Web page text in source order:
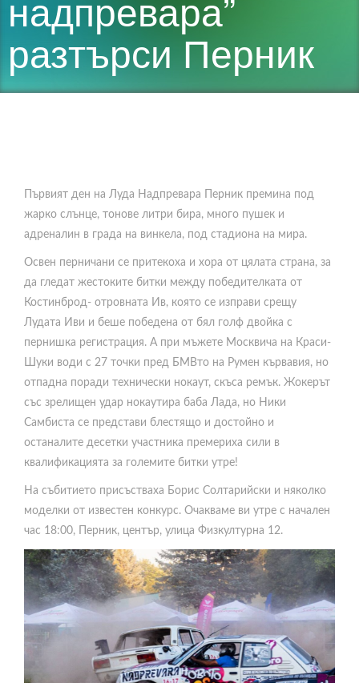
разтърси Перник
Първият ден на Луда Надпревара Перник премина под
жарко слънце, тонове литри бира, много пушек и
адреналин в града на винкела, под стадиона на мира.
Освен перничани се притекоха и хора от цялата страна, за
да гледат жестоките битки между победителката от
Костинброд- отровната Ив, която се изправи срещу
Лудата Иви и беше победена от бял голф двойка с
пернишка регистрация. А при мъжете Москвича на Краси-
Шуки води с 27 точки пред БМВто на Румен кървавия, но
отпадна поради технически нокаут, скъса ремък. Жокерът
със зрелищен удар нокаутира баба Лада, но Ники
Самбиста се представи блестящо и достойно и
останалите десетки участника премериха сили в
квалификацията за големите битки утре!
На събитието присъстваха Борис Солтарийски и няколко
моделки от известен конкурс. Очакваме ви утре с начален
час 18:00, Перник, център, улица Физкултурна 12.